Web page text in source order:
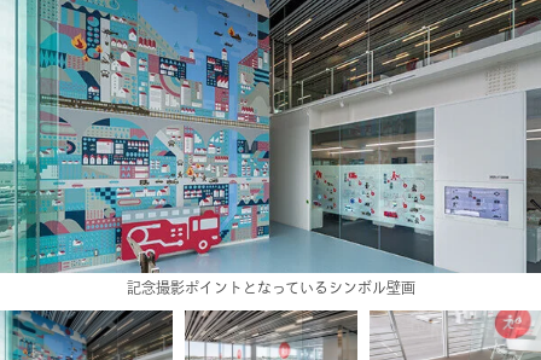
記念撮影ポイントとなっているシンボル壁画
楽しみながら学べる消防防災学習コーナー